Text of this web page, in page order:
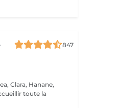
847
Clara, Hanane,
toute la